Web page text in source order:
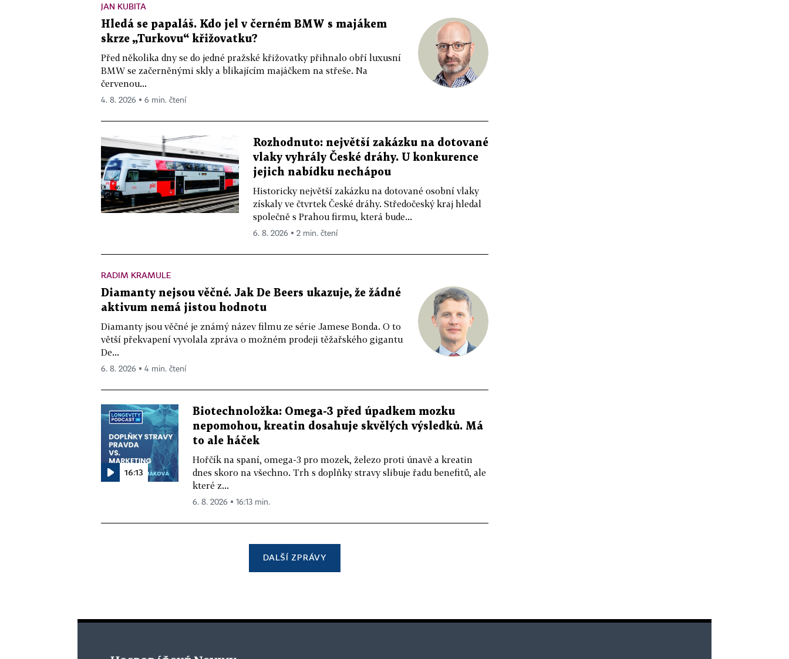
JAN KUBITA
Hledá se papaláš. Kdo jel v černém BMW s majákem
skrze „Turkovu“ křižovatku?
Před několika dny se do jedné pražské křižovatky přihnalo obří luxusní
BMW se začerněnými skly a blikajícím majáčkem na střeše. Na
červenou...
4. 8. 2026 ▪ 6 min. čtení
Rozhodnuto: největší zakázku na dotované
vlaky vyhrály České dráhy. U konkurence
jejich nabídku nechápou
Historicky největší zakázku na dotované osobní vlaky
získaly ve čtvrtek České dráhy. Středočeský kraj hledal
společně s Prahou firmu, která bude...
6. 8. 2026 ▪ 2 min. čtení
RADIM KRAMULE
Diamanty nejsou věčné. Jak De Beers ukazuje, že žádné
aktivum nemá jistou hodnotu
Diamanty jsou věčné je známý název filmu ze série Jamese Bonda. O to
větší překvapení vyvolala zpráva o možném prodeji těžařského gigantu
De...
6. 8. 2026 ▪ 4 min. čtení
16:13
Biotechnoložka: Omega-3 před úpadkem mozku
nepomohou, kreatin dosahuje skvělých výsledků. Má
to ale háček
Hořčík na spaní, omega-3 pro mozek, železo proti únavě a kreatin
dnes skoro na všechno. Trh s doplňky stravy slibuje řadu benefitů, ale
které z...
6. 8. 2026 ▪ 16:13 min.
DALŠÍ ZPRÁVY